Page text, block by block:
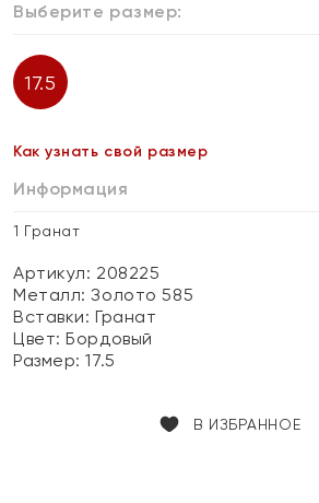
Выберите размер:
17.5
Как узнать свой размер
Информация
1 Гранат
Артикул: 208225
Металл:Золото 585
Вставки:Гранат
Цвет:Бордовый
Размер:17.5
В ИЗБРАННОЕ